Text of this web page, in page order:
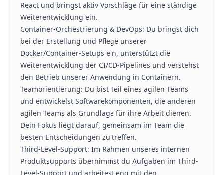
React und bringst aktiv Vorschläge für eine ständige
Weiterentwicklung ein.
Container-Orchestrierung & DevOps: Du bringst dich
bei der Erstellung und Pflege unserer
Docker/Container-Setups ein, unterstützt die
Weiterentwicklung der CI/CD-Pipelines und verstehst
den Betrieb unserer Anwendung in Containern.
Teamorientierung: Du bist Teil eines agilen Teams
und entwickelst Softwarekomponenten, die anderen
agilen Teams als Grundlage für ihre Arbeit dienen.
Dein Fokus liegt darauf, gemeinsam im Team die
besten Entscheidungen zu treffen.
Third-Level-Support: Im Rahmen unseres internen
Produktsupports übernimmst du Aufgaben im Third-
Level-Support und arbeitest eng mit den